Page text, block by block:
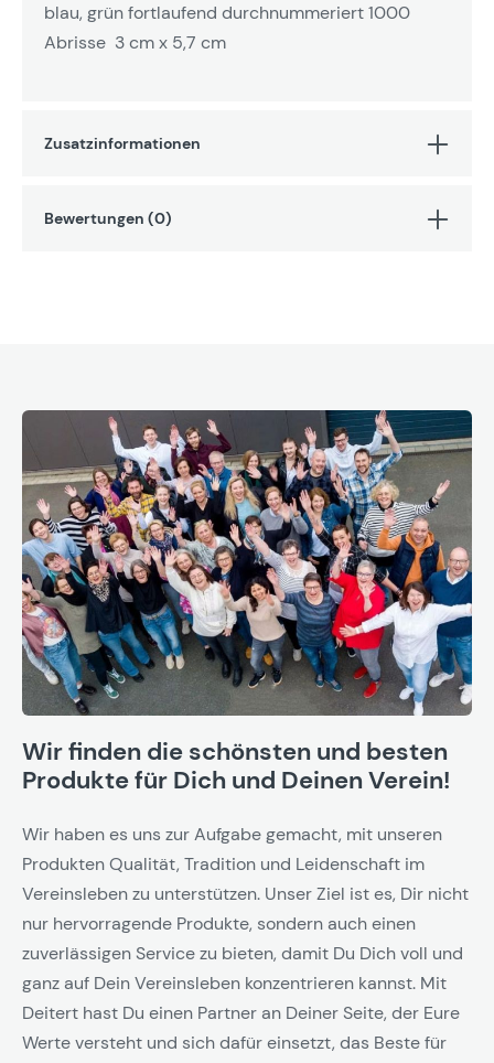
blau, grün fortlaufend durchnummeriert 1000
Abrisse 3 cm x 5,7 cm
Zusatzinformationen
Bewertungen (0)
Wir finden die schönsten und besten
Produkte für Dich und Deinen Verein!
Wir haben es uns zur Aufgabe gemacht, mit unseren
Produkten Qualität, Tradition und Leidenschaft im
Vereinsleben zu unterstützen. Unser Ziel ist es, Dir nicht
nur hervorragende Produkte, sondern auch einen
zuverlässigen Service zu bieten, damit Du Dich voll und
ganz auf Dein Vereinsleben konzentrieren kannst. Mit
Deitert hast Du einen Partner an Deiner Seite, der Eure
Werte versteht und sich dafür einsetzt, das Beste für